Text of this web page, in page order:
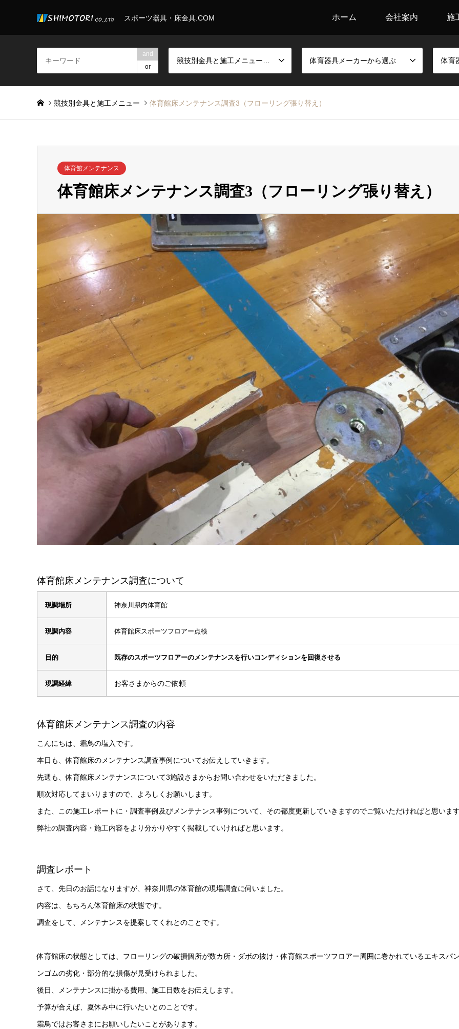
スポーツ器具・床金具.COM ホーム 会社案内 施
and
or
体育器具メーカーから選ぶ 体育
競技別金具と施工メニュー 体育館床メンテナンス調査3（フローリング張り替え）
体育館メンテナンス
体育館床メンテナンス調査3（フローリング張り替え）
体育館床メンテナンス調査について
現調場所 神奈川県内体育館
現調内容 体育館床スポーツフロアー点検
目的 既存のスポーツフロアーのメンテナンスを行いコンディションを回復させる
現調経緯 お客さまからのご依頼
体育館床メンテナンス調査の内容
こんにちは、霜鳥の塩入です。
本日も、体育館床のメンテナンス調査事例についてお伝えしていきます。
先週も、体育館床メンテナンスについて3施設さまからお問い合わせをいただきました。
順次対応してまいりますので、よろしくお願いします。
また、この施工レポートに・調査事例及びメンテナンス事例について、その都度更新していきますのでご覧いただければと思いま
弊社の調査内容・施工内容をより分かりやすく掲載していければと思います。
調査レポート
さて、先日のお話になりますが、神奈川県の体育館の現場調査に伺いました。
内容は、もちろん体育館床の状態です。
調査をして、メンテナンスを提案してくれとのことです。
体育館床の状態としては、フローリングの破損個所が数カ所・ダボの抜け・体育館スポーツフロアー周囲に巻かれているエキスパ
ンゴムの劣化・部分的な損傷が見受けられました。
後日、メンテナンスに掛かる費用、施工日数をお伝えします。
予算が合えば、夏休み中に行いたいとのことです。
霜鳥ではお客さまにお願いしたいことがあります。